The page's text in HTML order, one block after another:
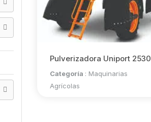
Pulverizadora Uniport 2530
Categoría : Maquinarias
Agrícolas